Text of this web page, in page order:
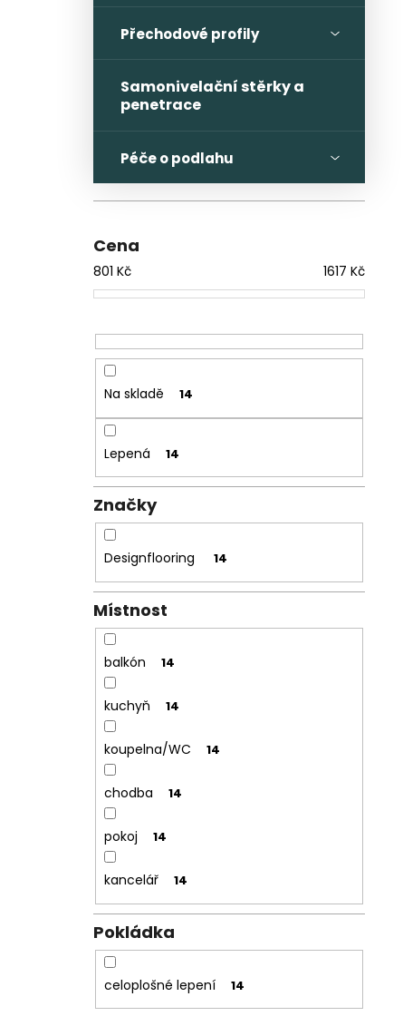
Přechodové profily
Samonivelační stěrky a
penetrace
Péče o podlahu
Cena
801 Kč 1617 Kč
Na skladě 14
Lepená 14
Značky
Designflooring 14
Místnost
balkón 14
kuchyň 14
koupelna/WC 14
chodba 14
pokoj 14
kancelář 14
Pokládka
celoplošné lepení 14